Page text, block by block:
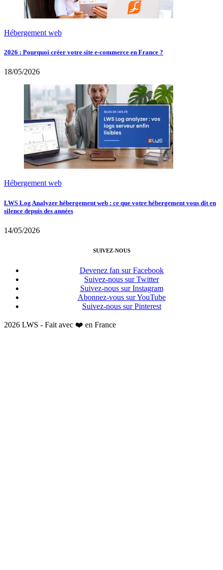
Hébergement web
2026 : Pourquoi créer votre site e-commerce en France ?
18/05/2026
Hébergement web
LWS Log Analyzer hébergement web : ce que votre hébergement vous dit en
silence depuis des années
14/05/2026
SUIVEZ-NOUS
Devenez fan sur Facebook
Suivez-nous sur Twitter
Suivez-nous sur Instagram
Abonnez-vous sur YouTube
Suivez-nous sur Pinterest
2026 LWS - Fait avec ❤️ en France